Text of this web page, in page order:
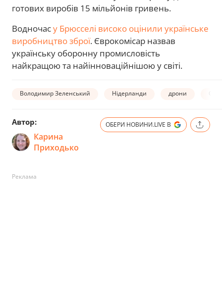
готових виробів 15 мільйонів гривень.
Водночасу Брюсселі високо оцінили українське
виробництво зброї. Єврокомісар назвав
українську оборонну промисловість
найкращою та найінноваційнішою у світі.
Володимир Зеленський Нідерланди дрони
Автор:
Карина
Приходько
ОБЕРИ НОВИНИ.LIVE В
Реклама